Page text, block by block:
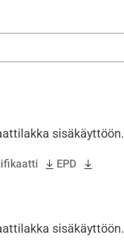
sisäkäyttöön.
EPD
sisäkäyttöön.